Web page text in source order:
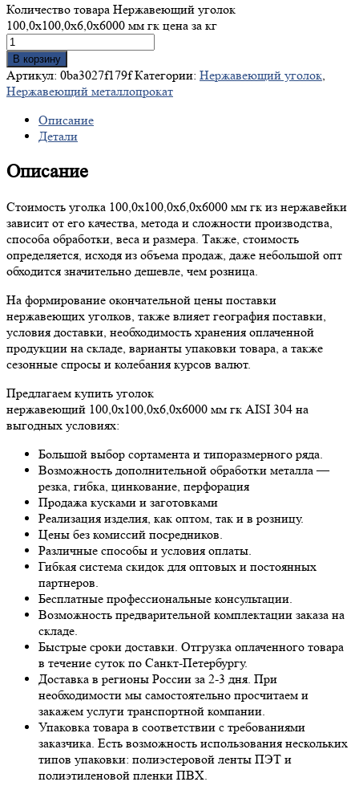
Количество товара Нержавеющий уголок
100,0х100,0х6,0х6000 мм гк цена за кг
В корзину
Артикул: 0ba3027f179f Категории: Нержавеющий уголок,
Нержавеющий металлопрокат
Описание
Детали
Описание
Стоимость уголка 100,0х100,0х6,0х6000 мм гк из нержавейки
зависит от его качества, метода и сложности производства,
способа обработки, веса и размера. Также, стоимость
определяется, исходя из объема продаж, даже небольшой опт
обходится значительно дешевле, чем розница.
На формирование окончательной цены поставки
нержавеющих уголков, также влияет география поставки,
условия доставки, необходимость хранения оплаченной
продукции на складе, варианты упаковки товара, а также
сезонные спросы и колебания курсов валют.
Предлагаем купить уголок
нержавеющий 100,0х100,0х6,0х6000 мм гк AISI 304 на
выгодных условиях:
Большой выбор сортамента и типоразмерного ряда.
Возможность дополнительной обработки металла —
резка, гибка, цинкование, перфорация
Продажа кусками и заготовками
Реализация изделия, как оптом, так и в розницу.
Цены без комиссий посредников.
Различные способы и условия оплаты.
Гибкая система скидок для оптовых и постоянных
партнеров.
Бесплатные профессиональные консультации.
Возможность предварительной комплектации заказа на
складе.
Быстрые сроки доставки. Отгрузка оплаченного товара
в течение суток по Санкт-Петербургу.
Доставка в регионы России за 2-3 дня. При
необходимости мы самостоятельно просчитаем и
закажем услуги транспортной компании.
Упаковка товара в соответствии с требованиями
заказчика. Есть возможность использования нескольких
типов упаковки: полиэстеровой ленты ПЭТ и
полиэтиленовой пленки ПВХ.